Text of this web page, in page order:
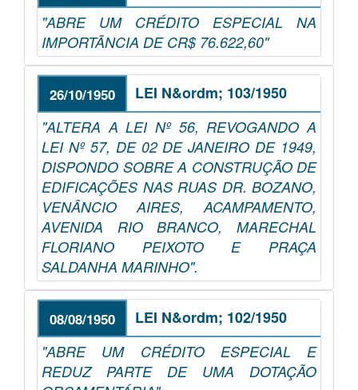
"ABRE UM CRÉDITO ESPECIAL NA
IMPORTÃNCIA DE CR$ 76.622,60"
26/10/1950 LEI N&ordm; 103/1950
"ALTERA A LEI Nº 56, REVOGANDO A
LEI Nº 57, DE 02 DE JANEIRO DE 1949,
DISPONDO SOBRE A CONSTRUÇÃO DE
EDIFICAÇÕES NAS RUAS DR. BOZANO,
VENÂNCIO AIRES, ACAMPAMENTO,
AVENIDA RIO BRANCO, MARECHAL
FLORIANO PEIXOTO E PRAÇA
SALDANHA MARINHO".
08/08/1950 LEI N&ordm; 102/1950
"ABRE UM CRÉDITO ESPECIAL E
REDUZ PARTE DE UMA DOTAÇÃO